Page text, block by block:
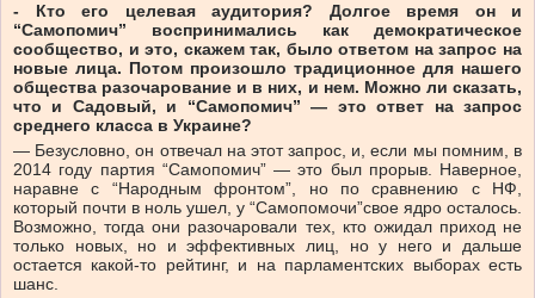
- Кто его целевая аудитория? Долгое время он и
“Самопомич” воспринимались как демократическое
сообщество, и это, скажем так, было ответом на запрос на
новые лица. Потом произошло традиционное для нашего
общества разочарование и в них, и нем. Можно ли сказать,
что и Садовый, и “Самопомич” — это ответ на запрос
среднего класса в Украине?
— Безусловно, он отвечал на этот запрос, и, если мы помним, в
2014 году партия “Самопомич” — это был прорыв. Наверное,
наравне с “Народным фронтом”, но по сравнению с НФ,
который почти в ноль ушел, у “Самопомочи”свое ядро осталось.
Возможно, тогда они разочаровали тех, кто ожидал приход не
только новых, но и эффективных лиц, но у него и дальше
остается какой-то рейтинг, и на парламентских выборах есть
шанс.